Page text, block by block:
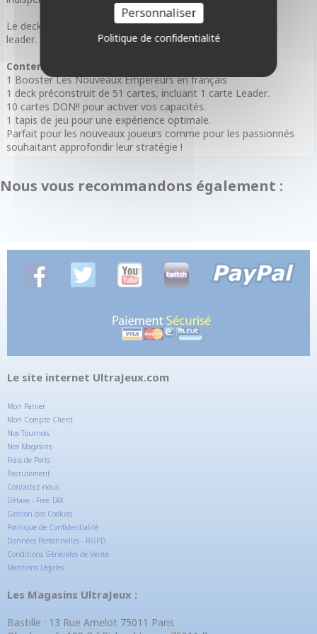
Le deck Rouge met en avant Edward Newgate en tant que
leader.
Contenu du Deck :
1 Booster Les Nouveaux Empereurs en français
1 deck préconstruit de 51 cartes, incluant 1 carte Leader.
10 cartes DON!! pour activer vos capacités.
1 tapis de jeu pour une expérience optimale.
Parfait pour les nouveaux joueurs comme pour les passionnés
souhaitant approfondir leur stratégie !
Nous vous recommandons également :
Le site internet UltraJeux.com
Mon Panier
Mon Compte Client
Nos Tournois
Nos Magasins
Frais de Ports
Recrutement
Contactez-nous
Détaxe - Free TAX
Gestion des Cookies
Politique de Confidentialité
Données Personnelles - RGPD
Conditions Générales de Vente
Mentions Légales
Les Magasins UltraJeux :
Bastille : 13 Rue Amelot 75011 Paris
Personnaliser
Politique de confidentialité